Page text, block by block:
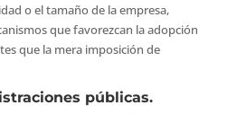
o el tamaño de la empresa,
que favorezcan la adopción
que la mera imposición de
públicas.